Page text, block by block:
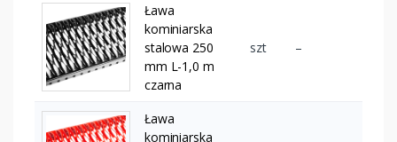
Ława
kominiarska
stalowa 250
mm L-1,0 m
czarna
szt –
Ława
kominiarska